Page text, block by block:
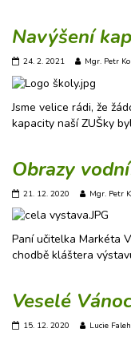
Navýšení
24. 2. 2021 Mgr. Petr
Jsme velice rádi, že
kapacity naší ZUŠky
Obrazy
21. 12. 2020 Mgr. Petr
Paní učitelka Markéta
chodbě kláštera
Veselé
15. 12. 2020 Lucie Faleh